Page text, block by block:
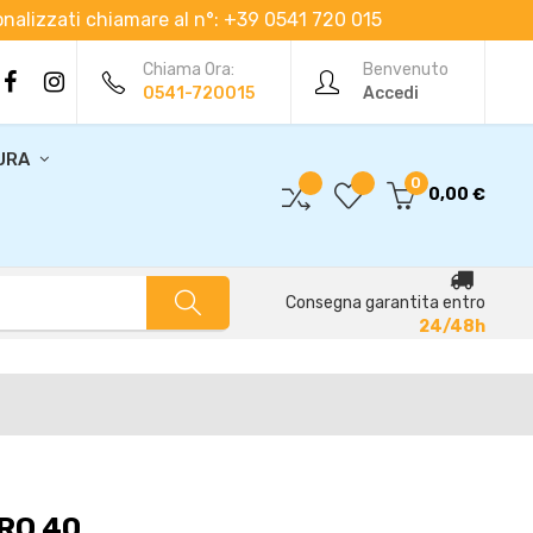
chiamare al n°: +39 0541 720 015
Benvenuto
Accedi
Chiama Ora:
0541-720015
0
0,00 €
Consegna garantita entro
24/48h